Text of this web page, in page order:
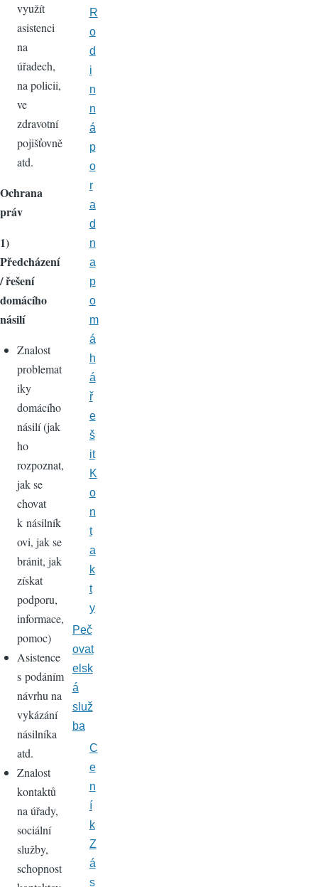
využít
asistenci
na
úřadech,
na policii,
ve
zdravotní
pojišťovně
atd.
Ochrana
práv
1)
Předcházení
/ řešení
domácího
násilí
Znalost
problemat
iky
domácího
násilí (jak
ho
rozpoznat,
jak se
chovat
k násilník
ovi, jak se
bránit, jak
získat
podporu,
informace,
pomoc)
Asistence
s podáním
návrhu na
vykázání
násilníka
atd.
Znalost
kontaktů
na úřady,
sociální
služby,
schopnost
R
o
d
i
n
n
á
p
o
r
a
d
n
a
p
o
m
á
h
á
ř
e
š
it
K
o
n
t
a
k
t
y
Peč
ovat
elsk
á
služ
ba
C
e
n
í
k
Z
á
s